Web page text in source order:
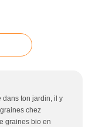
dans ton jardin, il y
chez
graines bio en